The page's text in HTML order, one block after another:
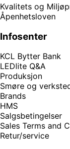
Kvalitets og
Åpenhetsloven
Infosenter
KCL Bytter Bank
LEDlite Q&A
Produksjon
Smøre og
Brands
HMS
Salgsbetingelser
Sales Terms and
Retur/service